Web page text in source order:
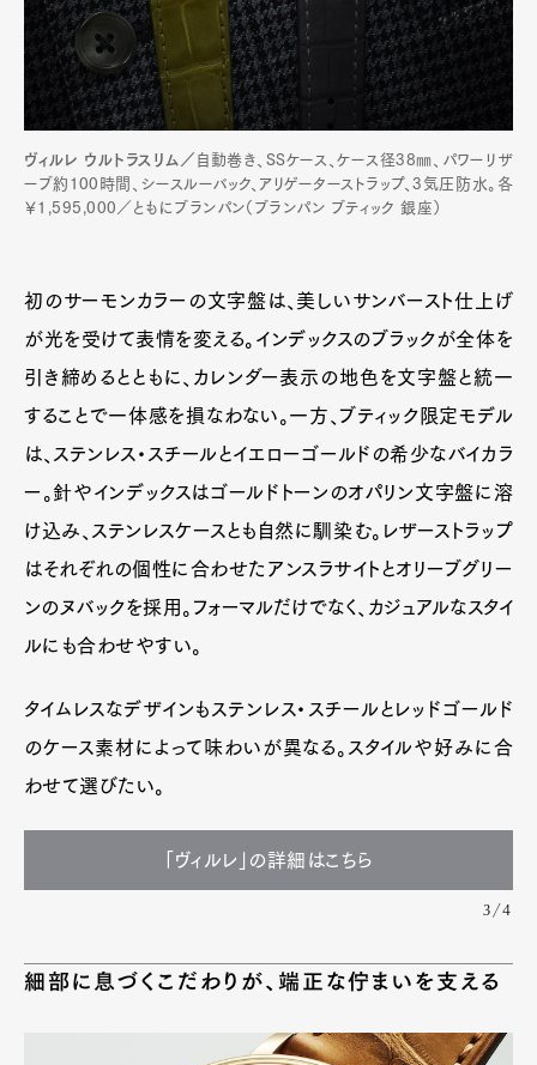
ヴィルレ ウルトラスリム／ 自動巻き、SSケース、ケース径38㎜、パワーリザ
ーブ約100時間、シースルーバック、アリゲーターストラップ、3気圧防水。各
￥1,595,000／ともにブランパン（ブランパン ブティック 銀座）
初のサーモンカラーの文字盤は、美しいサンバースト仕上げ
が光を受けて表情を変える。インデックスのブラックが全体を
引き締めるとともに、カレンダー表示の地色を文字盤と統一
することで一体感を損なわない。一方、ブティック限定モデル
は、ステンレス・スチールとイエローゴールドの希少なバイカラ
ー。針やインデックスはゴールドトーンのオパリン文字盤に溶
け込み、ステンレスケースとも自然に馴染む。レザーストラップ
はそれぞれの個性に合わせたアンスラサイトとオリーブグリー
ンのヌバックを採用。フォーマルだけでなく、カジュアルなスタイ
ルにも合わせやすい。
タイムレスなデザインもステンレス・スチールとレッドゴールド
のケース素材によって味わいが異なる。スタイルや好みに合
わせて選びたい。
「ヴィルレ」の詳細はこちら
3/4
細部に息づくこだわりが、端正な佇まいを支える